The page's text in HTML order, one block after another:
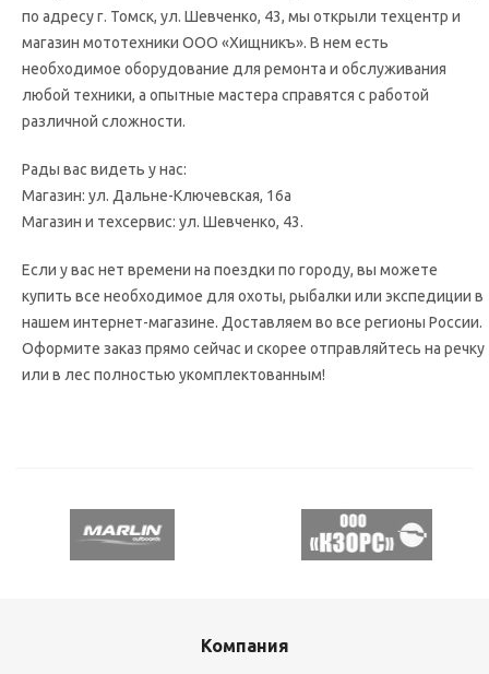
по адресу г. Томск, ул. Шевченко, 43, мы открыли техцентр и
магазин мототехники ООО «Хищникъ». В нем есть
необходимое оборудование для ремонта и обслуживания
любой техники, а опытные мастера справятся с работой
различной сложности.
Рады вас видеть у нас:
Магазин: ул. Дальне-Ключевская, 16а
Магазин и техсервис: ул. Шевченко, 43.
Если у вас нет времени на поездки по городу, вы можете
купить все необходимое для охоты, рыбалки или экспедиции в
нашем интернет-магазине. Доставляем во все регионы России.
Оформите заказ прямо сейчас и скорее отправляйтесь на речку
или в лес полностью укомплектованным!
Компания